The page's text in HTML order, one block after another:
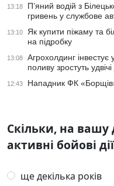
13:18
П’яний водій з
гривень у службове
13:10
Як купити піжаму та
на підробку
13:08
Агрохолдинг
поливу зростуть
12:43 Нападник ФК
Скільки, на
активні бойові
ще декілька років